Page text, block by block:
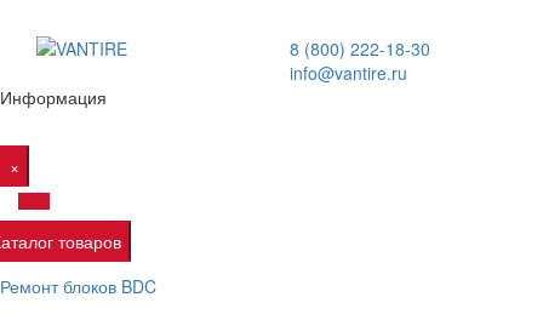
8 (800) 222-18-30
info@vantire.ru
Информация
×
товаров
Ремонт блоков BDC